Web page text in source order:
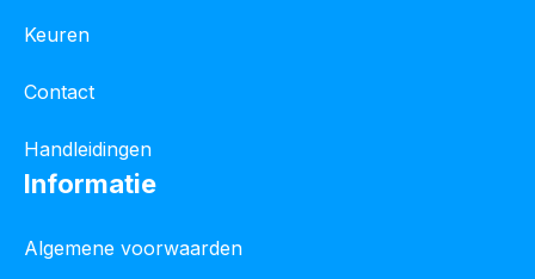
Keuren
Contact
Handleidingen
Informatie
Algemene voorwaarden